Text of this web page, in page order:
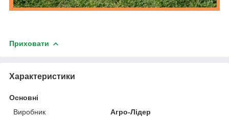
Приховати
Характеристики
Основні
Виробник
Агро-Лідер